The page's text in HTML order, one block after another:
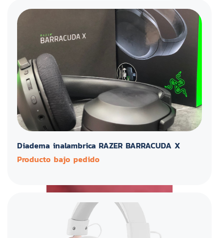
Diadema inalambrica RAZER BARRACUDA X
Producto bajo pedido